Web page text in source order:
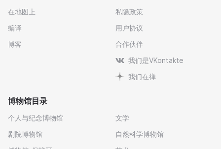
在地图上
编译
博客
私隐政策
用户协议
合作伙伴
我们是VKontakte
我们在禅
博物馆目录
个人与纪念博物馆
剧院博物馆
文学
自然科学博物馆